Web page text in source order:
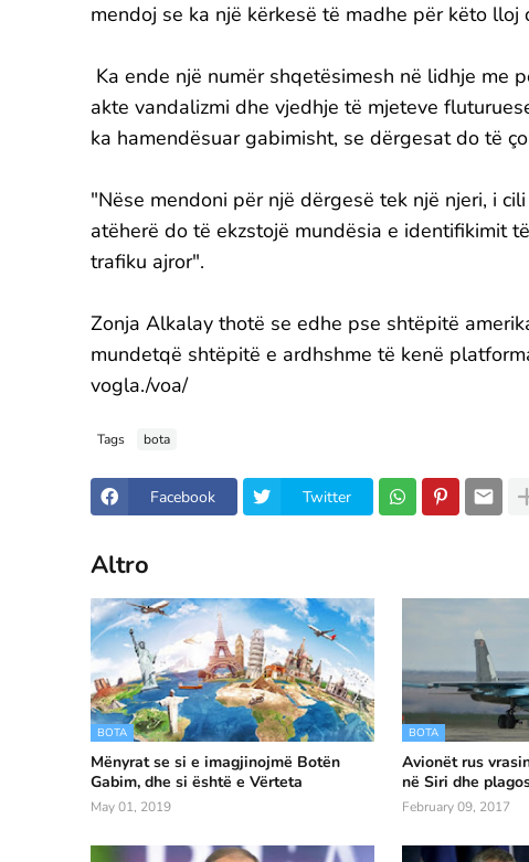
mendoj se ka një kërkesë të madhe për këto lloj
Ka ende një numër shqetësimesh në lidhje me
akte vandalizmi dhe vjedhje të mjeteve
ka hamendësuar gabimisht, se dërgesat do të
"Nëse mendoni për një dërgesë tek një njeri, i
atëherë do të ekzstojë mundësia e identifikimit
trafiku ajror".
Zonja Alkalay thotë se edhe pse shtëpitë
mundetqë shtëpitë e ardhshme të kenë
vogla./voa/
Tags bota
Facebook Twitter
Altro
BOTA
Mënyrat se si e imagjinojmë Botën
Gabim, dhe si është e Vërteta
May 01, 2019
BOTA
Avionët rus
në Siri dhe
February 09, 2017